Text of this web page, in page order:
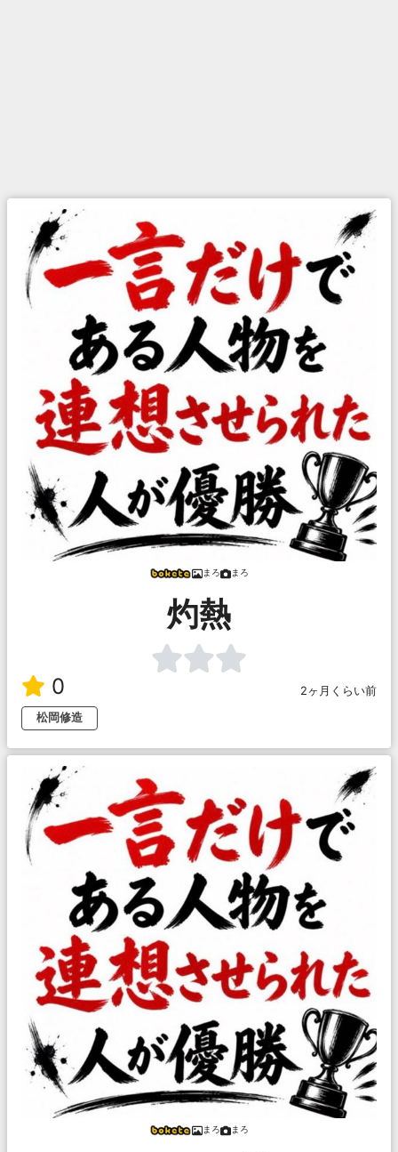
まろ まろ
灼熱
0
2ヶ月くらい前
松岡修造
まろ まろ